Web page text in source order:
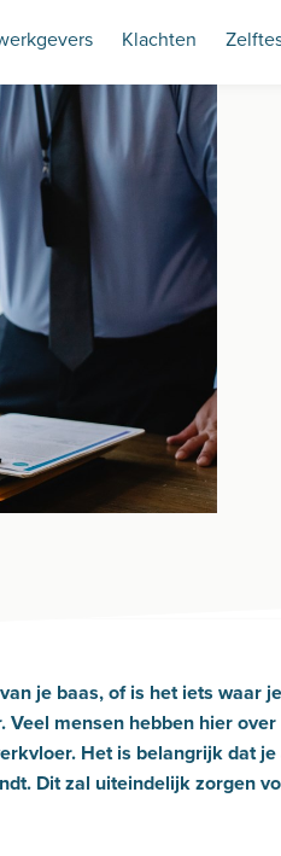
Klachten
je baas, of is het iets waar
mensen hebben hier
Het is belangrijk dat
Dit zal uiteindelijk zorgen